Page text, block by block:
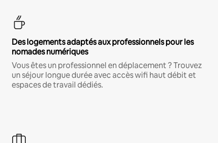
Des logements adaptés aux professionnels pour les
nomades numériques
Vous êtes un professionnel en déplacement ? Trouvez
un séjour longue durée avec accès wifi haut débit et
espaces de travail dédiés.